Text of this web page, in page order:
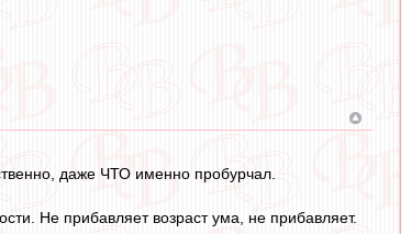
даже ЧТО именно пробурчал.
Не прибавляет возраст ума, не прибавляет.